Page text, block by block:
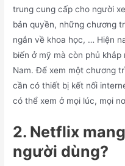
trung cung cấp cho người
bản quyền, những chương
ngắn về khoa học, … Hiện
biến ở mỹ mà còn phủ
Nam. Để xem một chương
cần có thiết bị kết nối
có thể xem ở mọi lúc, mọi
2. Netflix
người dùng?